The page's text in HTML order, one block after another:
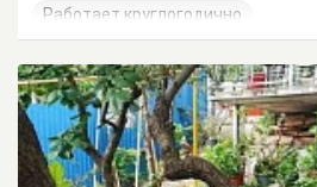
Работает круглогодично